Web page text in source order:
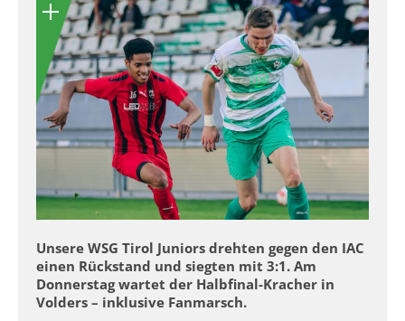
Unsere WSG Tirol Juniors drehten gegen den IAC
einen Rückstand und siegten mit 3:1. Am
Donnerstag wartet der Halbfinal-Kracher in
Volders – inklusive Fanmarsch.